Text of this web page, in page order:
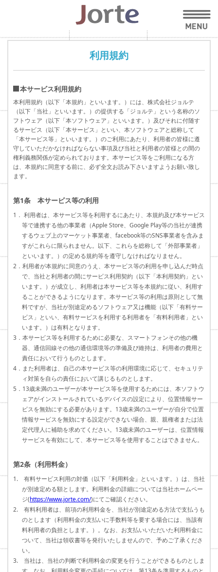
利用規約
本サービス利用規約
本利用規約（以下「本規約」といいます。）には、株式会社ジョルテ
（以下「当社」といいます。）の提供する「ジョルテ」という名称のソ
フトウェア（以下「本ソフトウェア」といいます。）及びそれに付随す
るサービス（以下「本サービス」といい、本ソフトウェアと総称して
「本サービス等」といいます。）のご利用にあたり、利用者の皆様に遵
守していただかなければならない事項及び当社と利用者の皆様との間の
権利義務関係が定められております。本サービス等をご利用になる方
は、本規約に同意する前に、必ず全文お読み下さいますようお願い致し
ます。
第1条 本サービス等の利用
1． 利用者は、本サービス等を利用するにあたり、本規約及び本サービス
等で連携する他の事業者（Apple Store、Google Play等の当社が連携
するウェブ上のマーケット事業者、facebook等のSNS事業者を含みま
すがこれらに限られません。以下、これらを総称して「外部事業者」
といいます。）の定める規約等を遵守しなければなりません。
2．利用者が本規約に同意のうえ、本サービス等の利用を申し込んだ時点
で、当社と利用者の間にサービス利用契約（以下「本利用契約」とい
います。）が成立し、利用者は本サービス等を本規約に従い、利用す
ることができるようになります。本サービス等の利用は原則として無
料ですが、当社が別途定めるソフトウェア又は機能（以下「有料サー
ビス」といい、有料サービスを利用する利用者を「有料利用者」とい
います。）は有料となります。
3．本サービス等を利用するために必要な、スマートフォンその他の機
器、通信回線その他の通信環境等の準備及び維持は、利用者の費用と
責任において行うものとします。
4．また利用者は、自己の本サービス等の利用環境に応じて、セキュリテ
ィ対策を自らの責任において講じるものとします。
5．13歳未満のユーザーが本サービス等を使用するためには、本ソフトウ
ェアがインストールされているデバイスの設定により、位置情報サー
ビスを無効にする必要があります。13歳未満のユーザーが自分で位置
情報サービスを無効にする設定ができない場合、親、親権者または法
定代理人に補助を求めてください。13歳未満のユーザーは、位置情報
サービスを有効にして、本サービス等を使用することはできません。
第2条（利用料金）
1. 有料サービス利用の対価（以下「利用料金」といいます。）は、当社
が別途定める額とします。利用料金の詳細については当社ホームペー
ジ(https://www.jorte.com/)にてご確認ください。
2. 有料利用者は、前項の利用料金を、当社が別途定める方法で支払うも
のとします（利用料金の支払いに手数料等を要する場合には、当該有
料利用者の負担とします。）。なお、お支払いいただいた利用料金に
ついて、当社は領収書等を発行いたしませんので、予めご了承くださ
い。
3. 当社は、当社の判断で利用料金の変更を行うことができるものとしま